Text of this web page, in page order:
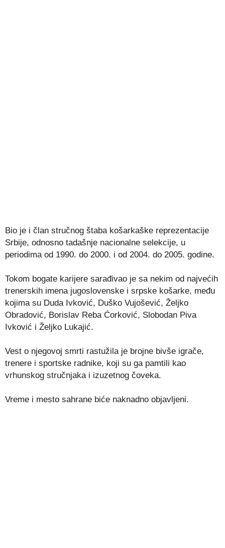
Bio je i član stručnog štaba košarkaške reprezentacije
Srbije, odnosno tadašnje nacionalne selekcije, u
periodima od 1990. do 2000. i od 2004. do 2005. godine.
Tokom bogate karijere sarađivao je sa nekim od najvećih
trenerskih imena jugoslovenske i srpske košarke, među
kojima su Duda Ivković, Duško Vujošević, Željko
Obradović, Borislav Reba Ćorković, Slobodan Piva
Ivković i Željko Lukajić.
Vest o njegovoj smrti rastužila je brojne bivše igrače,
trenere i sportske radnike, koji su ga pamtili kao
vrhunskog stručnjaka i izuzetnog čoveka.
Vreme i mesto sahrane biće naknadno objavljeni.